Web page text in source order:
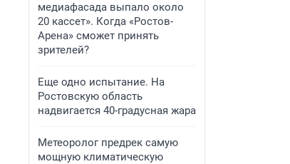
медиафасада выпало около
20 кассет». Когда «Ростов-
Арена» сможет принять
зрителей?
Еще одно испытание. На
Ростовскую область
надвигается 40-градусная жара
Метеоролог предрек самую
мощную климатическую